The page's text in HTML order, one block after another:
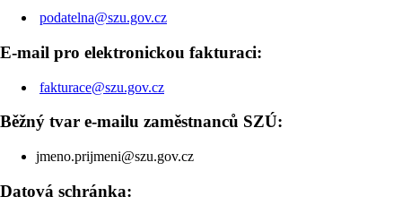
podatelna@szu.gov.cz
E-mail pro elektronickou fakturaci:
fakturace@szu.gov.cz
Běžný tvar e-mailu zaměstnanců SZÚ:
jmeno.prijmeni@szu.gov.cz
Datová schránka: